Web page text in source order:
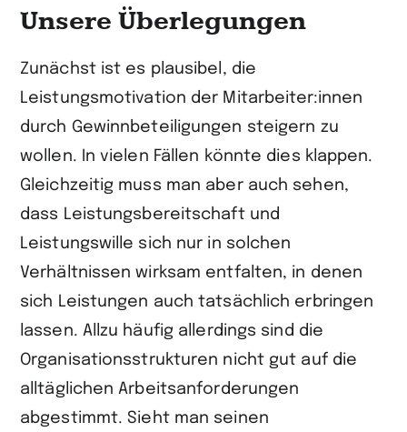
Unsere Überlegungen
Zunächst ist es plausibel, die
Leistungsmotivation der Mitarbeiter:innen
durch Gewinnbeteiligungen steigern zu
wollen. In vielen Fällen könnte dies klappen.
Gleichzeitig muss man aber auch sehen,
dass Leistungsbereitschaft und
Leistungswille sich nur in solchen
Verhältnissen wirksam entfalten, in denen
sich Leistungen auch tatsächlich erbringen
lassen. Allzu häufig allerdings sind die
Organisationsstrukturen nicht gut auf die
alltäglichen Arbeitsanforderungen
abgestimmt. Sieht man seinen